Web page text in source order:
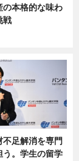
の本格的な味わ
戦
足解消を専門
う。学生の留学